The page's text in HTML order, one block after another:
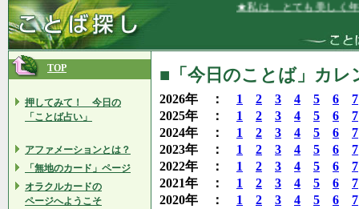
★私は、とても美しく年を重ね
TOP
押してみて！ 今日の
「ことば占い」
アファメーションとは？
「無地のカード」ページ
オラクルカードの
ページへようこそ
■「今日のことば」カ
2026年 ： 1 2 3 4 5 6
7
2025年 ： 1 2 3 4 5 6
7
2024年 ： 1 2 3 4 5 6
7
2023年 ： 1 2 3 4 5 6
7
2022年 ： 1 2 3 4 5 6
7
2021年 ： 1 2 3 4 5 6
7
2020年 ： 1 2 3 4 5 6
7